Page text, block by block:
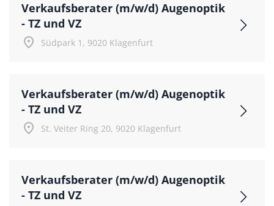
Verkaufsberater (m/w/d) Augenoptik
- TZ und VZ
place
Südpark 1, 9020 Klagenfurt
Verkaufsberater (m/w/d) Augenoptik
- TZ und VZ
place
St. Veiter Ring 20, 9020 Klagenfurt
Verkaufsberater (m/w/d) Augenoptik
- TZ und VZ